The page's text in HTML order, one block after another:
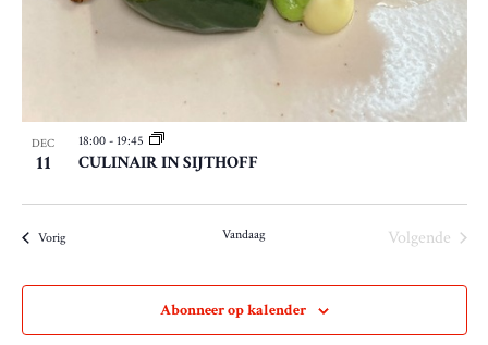
DEC
11 CULINAIR IN SIJTHOFF
18:00 - 19:45
VorigEvenementen Vandaag
Volgende
Abonneer op kalender